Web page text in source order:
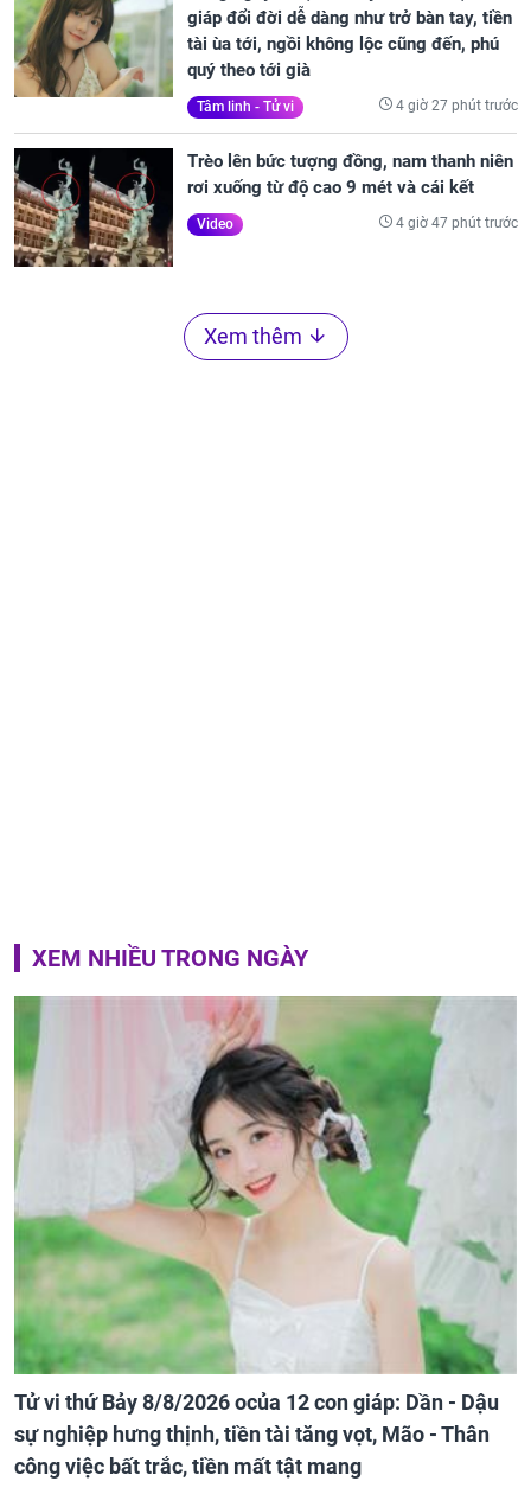
giáp đổi đời dễ dàng như trở bàn tay, tiền
tài ùa tới, ngồi không lộc cũng đến, phú
quý theo tới già
Tâm linh - Tử vi 4 giờ 27 phút trước
Trèo lên bức tượng đồng, nam thanh niên
rơi xuống từ độ cao 9 mét và cái kết
Video 4 giờ 47 phút trước
Xem thêm
XEM NHIỀU TRONG NGÀY
Tử vi thứ Bảy 8/8/2026 ocủa 12 con giáp: Dần - Dậu
sự nghiệp hưng thịnh, tiền tài tăng vọt, Mão - Thân
công việc bất trắc, tiền mất tật mang